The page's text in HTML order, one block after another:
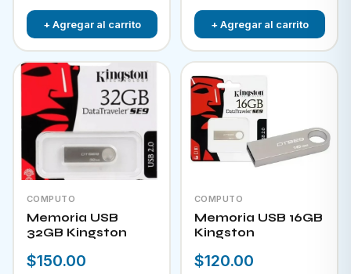
+ Agregar al carrito + Agregar al carrito
COMPUTO
Memoria USB
32GB Kingston
$150.00
COMPUTO
Memoria USB 16GB
Kingston
$120.00